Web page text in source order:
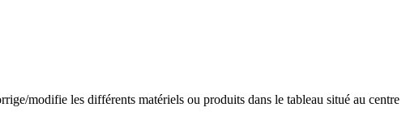
modifie les différents matériels ou produits dans le tableau situé au centre